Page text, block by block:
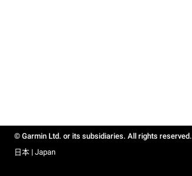
© Garmin Ltd. or its subsidiaries. All rights reserved.
日本 | Japan